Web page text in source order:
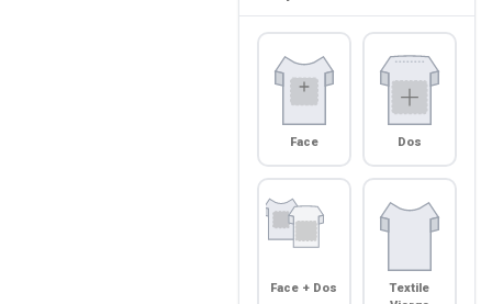
Face Dos
Face + Dos
Textile